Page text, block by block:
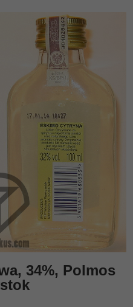
34%, Polmos